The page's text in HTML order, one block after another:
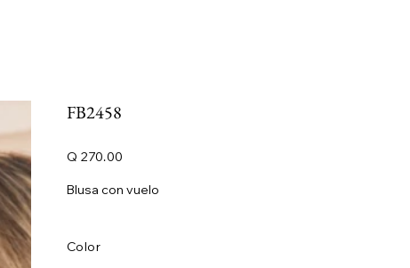
FB2458
Q 270.00
Blusa con vuelo
Color